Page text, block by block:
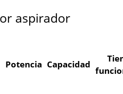
aspirador
Potencia Capacidad